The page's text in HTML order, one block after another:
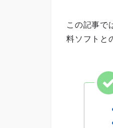
この記事で
料ソフトと